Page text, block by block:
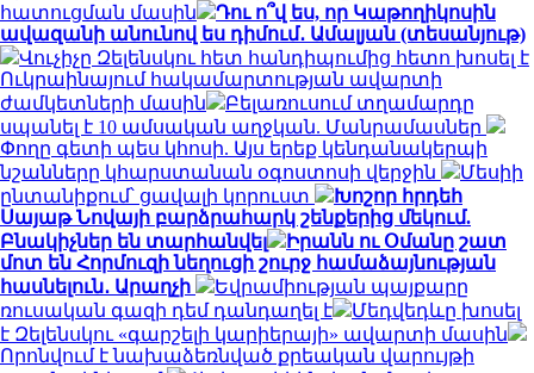
հատուցման մասին
Դու ո՞վ ես, որ Կաթողիկոսին
ավազանի անունով ես դիմում․ Ամալյան (տեսանյութ)
Վուչիչը Զելենսկու հետ հանդիպումից հետո խոսել է
Ուկրաինայում հակամարտության ավարտի
ժամկետների մասին
Բելառուսում տղամարդը
սպանել է 10 ամսական աղջկան. Մանրամասներ
Փողը գետի պես կհոսի. Այս երեք կենդանակերպի
նշանները կհարստանան օգոստոսի վերջին
Մեսիի
ընտանիքում՝ ցավալի կորուստ
Խոշոր հրդեհ
Սայաթ Նովայի բարձրահարկ շենքերից մեկում.
Բնակիչներ են տարհանվել
Իրանն ու Օմանը շատ
մոտ են Հորմուզի նեղուցի շուրջ համաձայնության
հասնելուն․ Արաղչի
Եվրամիության պայքարը
ռուսական գազի դեմ դանդաղել է
Մեդվեդևը խոսել
է Զելենսկու «գարշելի կարիերայի» ավարտի մասին
Որոնվում է նախաձեռնված քրեական վարույթի